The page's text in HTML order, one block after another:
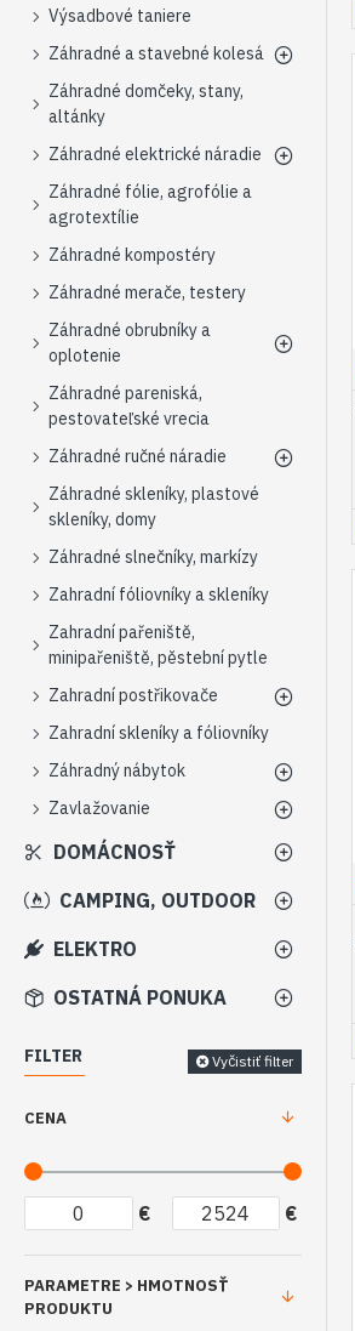
Výsadbové taniere
Záhradné a stavebné kolesá
Záhradné domčeky, stany,
altánky
Záhradné elektrické náradie
Záhradné fólie, agrofólie a
agrotextílie
Záhradné kompostéry
Záhradné merače, testery
Záhradné obrubníky a
oplotenie
Záhradné pareniská,
pestovateľské vrecia
Záhradné ručné náradie
Záhradné skleníky, plastové
skleníky, domy
Záhradné slnečníky, markízy
Zahradní fóliovníky a skleníky
Zahradní pařeniště,
minipařeniště, pěstební pytle
Zahradní postřikovače
Zahradní skleníky a fóliovníky
Záhradný nábytok
Zavlažovanie
DOMÁCNOSŤ
CAMPING, OUTDOOR
ELEKTRO
OSTATNÁ PONUKA
FILTER Vyčistiť filter
CENA
€ €
PARAMETRE > HMOTNOSŤ
PRODUKTU